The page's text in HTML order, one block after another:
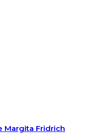
Margita Fridrich